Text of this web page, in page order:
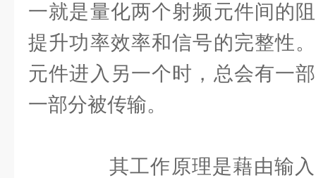
一就是量化两个射频元件间的
提升功率效率和信号的完整性
元件进入另一个时，总会有一
一部分被传输。
其工作原理是藉由输入